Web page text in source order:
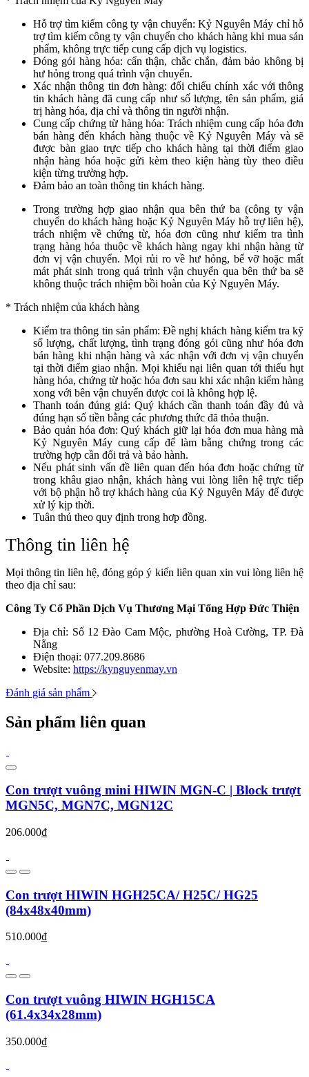
Hỗ trợ tìm kiếm công ty vận chuyển: Kỷ Nguyên Máy chỉ hỗ
trợ tìm kiếm công ty vận chuyển cho khách hàng khi mua sản
phẩm, không trực tiếp cung cấp dịch vụ logistics.
Đóng gói hàng hóa: cẩn thận, chắc chắn, đảm bảo không bị
hư hỏng trong quá trình vận chuyển.
Xác nhận thông tin đơn hàng: đối chiếu chính xác với thông
tin khách hàng đã cung cấp như số lượng, tên sản phẩm, giá
trị hàng hóa, địa chỉ và thông tin người nhận.
Cung cấp chứng từ hàng hóa: Trách nhiệm cung cấp hóa đơn
bán hàng đến khách hàng thuộc về Kỷ Nguyên Máy và sẽ
được bàn giao trực tiếp cho khách hàng tại thời điểm giao
nhận hàng hóa hoặc gửi kèm theo kiện hàng tùy theo điều
kiện từng trường hợp.
Đảm bảo an toàn thông tin khách hàng.
Trong trường hợp giao nhận qua bên thứ ba (công ty vận
chuyển do khách hàng hoặc Kỷ Nguyên Máy hỗ trợ liên hệ),
trách nhiệm về chứng từ, hóa đơn cũng như kiểm tra tình
trạng hàng hóa thuộc về khách hàng ngay khi nhận hàng từ
đơn vị vận chuyển. Mọi rủi ro về hư hỏng, bể vỡ hoặc mất
mát phát sinh trong quá trình vận chuyển qua bên thứ ba sẽ
không thuộc trách nhiệm bồi hoàn của Kỷ Nguyên Máy.
* Trách nhiệm của khách hàng
Kiểm tra thông tin sản phẩm: Đề nghị khách hàng kiểm tra kỹ
số lượng, chất lượng, tình trạng đóng gói cũng như hóa đơn
bán hàng khi nhận hàng và xác nhận với đơn vị vận chuyển
tại thời điểm giao nhận. Mọi khiếu nại liên quan tới thiếu hụt
hàng hóa, chứng từ hoặc hóa đơn sau khi xác nhận kiểm hàng
xong với bên vận chuyển được coi là không hợp lệ.
Thanh toán đúng giá: Quý khách cần thanh toán đầy đủ và
đúng hạn số tiền bằng các phương thức đã thỏa thuận.
Bảo quản hóa đơn: Quý khách giữ lại hóa đơn mua hàng mà
Kỷ Nguyên Máy cung cấp để làm bằng chứng trong các
trường hợp cần đổi trả và bảo hành.
Nếu phát sinh vấn đề liên quan đến hóa đơn hoặc chứng từ
trong khâu giao nhận, khách hàng vui lòng liên hệ trực tiếp
với bộ phận hỗ trợ khách hàng của Kỷ Nguyên Máy để được
xử lý kịp thời.
Tuân thủ theo quy định trong hơp đồng.
Thông tin liên hệ
Mọi thông tin liên hệ, đóng góp ý kiến liên quan xin vui lòng liên hệ
theo địa chỉ sau:
Công Ty Cổ Phần Dịch Vụ Thương Mại Tổng Hợp Đức Thiện
Địa chỉ: Số 12 Đào Cam Mộc, phường Hoà Cường, TP. Đà
Nẵng
Điện thoại: 077.209.8686
Website: https://kynguyenmay.vn
Đánh giá sản phẩm
Sản phẩm liên quan
Con trượt vuông mini HIWIN MGN-C | Block trượt
MGN5C, MGN7C, MGN12C
206.000₫
Con trượt HIWIN HGH25CA/ H25C/ HG25
(84x48x40mm)
510.000₫
Con trượt vuông HIWIN HGH15CA
(61.4x34x28mm)
350.000₫